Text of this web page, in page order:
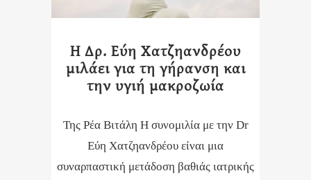
Η Δρ. Εύη Χατζηανδρέου
μιλάει για τη γήρανση και
την υγιή μακροζωία
Της Ρέα Βιτάλη Η συνομιλία με την Dr
Εύη Χατζηανδρέου είναι μια
συναρπαστική μετάδοση βαθιάς ιατρικής